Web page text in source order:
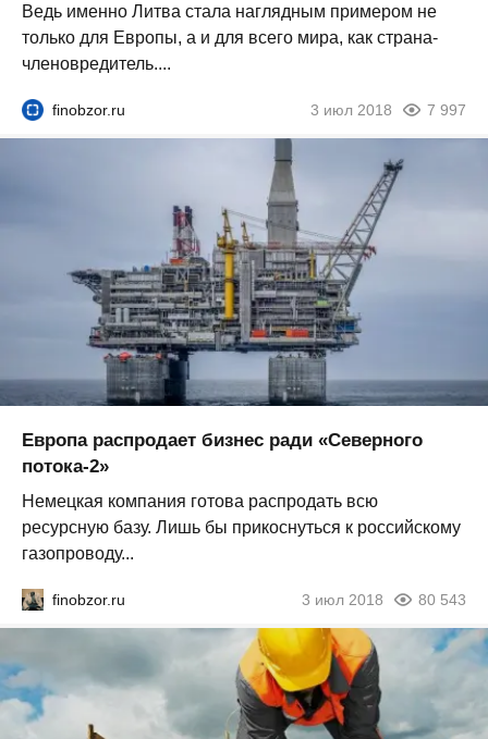
Ведь именно Литва стала наглядным примером не
только для Европы, а и для всего мира, как страна-
членовредитель....
finobzor.ru 3 июл 2018 7 997
Европа распродает бизнес ради «Северного
потока-2»
Немецкая компания готова распродать всю
ресурсную базу. Лишь бы прикоснуться к российскому
газопроводу...
finobzor.ru 3 июл 2018 80 543